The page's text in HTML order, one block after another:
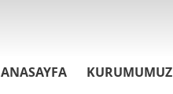
ANASAYFA KURUMUMUZ